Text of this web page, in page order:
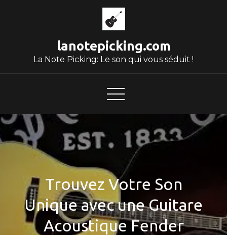
lanotepicking.com
La Note Picking: Le son qui vous séduit !
Trouvez Votre Son
Unique avec une Guitare
Acoustique Fender